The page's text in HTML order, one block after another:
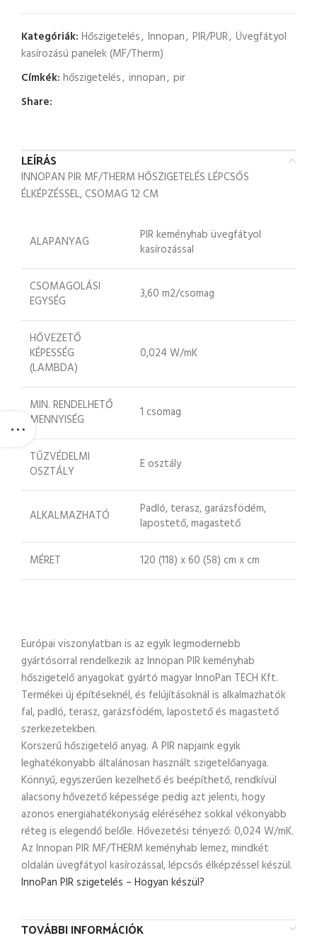
Kategóriák: Hőszigetelés, Innopan, PIR/PUR, Üvegfátyol
kasírozású panelek (MF/Therm)
Címkék: hőszigetelés, innopan, pir
Share:
LEÍRÁS
INNOPAN PIR MF/THERM HŐSZIGETELÉS LÉPCSŐS
ÉLKÉPZÉSSEL, CSOMAG 12 CM
ALAPANYAG
PIR keményhab üvegfátyol
kasírozással
CSOMAGOLÁSI
EGYSÉG
3,60 m2/csomag
HŐVEZETŐ
KÉPESSÉG
(LAMBDA)
0,024 W/mK
MIN. RENDELHETŐ
MENNYISÉG
1 csomag
TŰZVÉDELMI
OSZTÁLY
E osztály
ALKALMAZHATÓ
Padló, terasz, garázsfödém,
lapostető, magastető
MÉRET 120 (118) x 60 (58) cm x cm
Európai viszonylatban is az egyik legmodernebb
gyártósorral rendelkezik az Innopan PIR keményhab
hőszigetelő anyagokat gyártó magyar InnoPan TECH Kft.
Termékei új építéseknél, és felújításoknál is alkalmazhatók
fal, padló, terasz, garázsfödém, lapostető és magastető
szerkezetekben.
Korszerű hőszigetelő anyag. A PIR napjaink egyik
leghatékonyabb általánosan használt szigetelőanyaga.
Könnyű, egyszerűen kezelhető és beépíthető, rendkívül
alacsony hővezető képessége pedig azt jelenti, hogy
azonos energiahatékonyság eléréséhez sokkal vékonyabb
réteg is elegendő belőle. Hővezetési tényező: 0,024 W/mK.
Az Innopan PIR MF/THERM keményhab lemez, mindkét
oldalán üvegfátyol kasírozással, lépcsős élképzéssel készül.
InnoPan PIR szigetelés – Hogyan készül?
TOVÁBBI INFORMÁCIÓK